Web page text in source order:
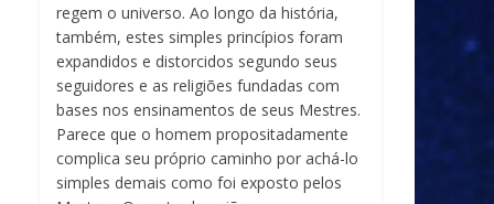
regem o universo. Ao longo da história,
também, estes simples princípios foram
expandidos e distorcidos segundo seus
seguidores e as religiões fundadas com
bases nos ensinamentos de seus Mestres.
Parece que o homem propositadamente
complica seu próprio caminho por achá-lo
simples demais como foi exposto pelos